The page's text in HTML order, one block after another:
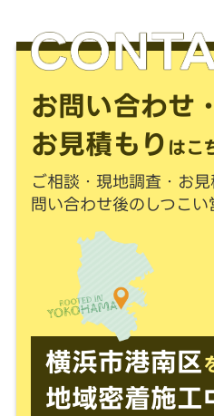
お問い合わせ・
お見積もり はこ
ご相談・現地調査・お
問い合わせ後のしつこい
横浜市港南区
地域密着施工